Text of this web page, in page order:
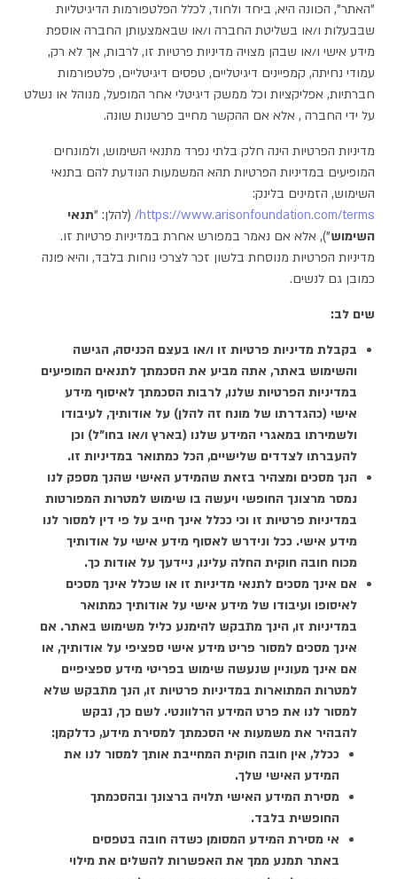
"האתר", הכוונה היא, ביחד ולחוד, לכלל הפלטפורמות הדיגיטליות
שבבעלות ו/או בשליטת החברה ו/או שבאמצעותן החברה אוספת
מידע אישי ו/או שבהן מצויה מדיניות פרטיות זו, לרבות, אך לא רק,
עמודי נחיתה, קמפיינים דיגיטליים, טפסים דיגיטליים, פלטפורמות
חברתיות, אפליקציות וכל ממשק דיגיטלי אחר המופעל, מנוהל או נשלט
על ידי החברה , אלא אם ההקשר מחייב פרשנות שונה.
מדיניות הפרטיות הינה חלק בלתי נפרד מתנאי השימוש, ולמונחים
המופיעים במדיניות הפרטיות תהא המשמעות הנודעת להם בתנאי
השימוש, הזמינים בלינק:
https://www.arisonfoundation.com/terms/ (להלן: "תנאי
השימוש"), אלא אם נאמר במפורש אחרת במדיניות פרטיות זו.
מדיניות הפרטיות מנוסחת בלשון זכר לצרכי נוחות בלבד, והיא פונה
כמובן גם לנשים.
שים לב:
בקבלת מדיניות פרטיות זו ו/או בעצם הכניסה, הגישה
והשימוש באתר, אתה מביע את הסכמתך לתנאים המופיעים
במדיניות הפרטיות שלנו, לרבות הסכמתך לאיסוף מידע
אישי (כהגדרתו של מונח זה להלן) על אודותיך, לעיבודו
ולשמירתו במאגרי המידע שלנו (בארץ ו/או בחו"ל) וכן
להעברתו לצדדים שלישיים, הכל כמתואר במדיניות זו.
הנך מסכים ומצהיר בזאת שהמידע האישי שהנך מספק לנו
נמסר מרצונך החופשי ויעשה בו שימוש למטרות המפורטות
במדיניות פרטיות זו וכי ככלל אינך חייב על פי דין למסור לנו
מידע אישי. ככל ונידרש לאסוף מידע אישי על אודותיך
מכוח חובה חוקית החלה עלינו, ניידעך על אודות כך.
אם אינך מסכים לתנאי מדיניות זו או שכלל אינך מסכים
לאיסופו ועיבודו של מידע אישי על אודותיך כמתואר
במדיניות זו, הינך מתבקש להימנע כליל משימוש באתר. אם
אינך מסכים למסור פריט מידע אישי ספציפי על אודותיך, או
אם אינך מעוניין שנעשה שימוש בפריטי מידע ספציפיים
למטרות המתוארות במדיניות פרטיות זו, הנך מתבקש שלא
למסור לנו את פרט המידע הרלוונטי. לשם כך, נבקש
להבהיר את משמעות אי הסכמתך למסירת מידע, כדלקמן:
ככלל, אין חובה חוקית המחייבת אותך למסור לנו את
המידע האישי שלך.
מסירת המידע האישי תלויה ברצונך ובהסכמתך
החופשית בלבד.
אי מסירת המידע המסומן כשדה חובה בטפסים
באתר תמנע ממך את האפשרות להשלים את מילוי